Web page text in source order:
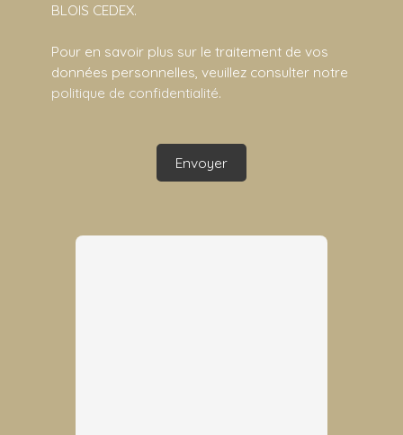
BLOIS CEDEX.
Pour en savoir plus sur le traitement de vos
données personnelles, veuillez consulter notre
politique de confidentialité.
Envoyer